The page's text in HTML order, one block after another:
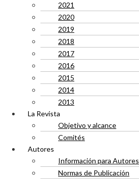
2021
2020
2019
2018
2017
2016
2015
2014
2013
La Revista
Objetivo y alcance
Comités
Autores
Información para Autores
Normas de Publicación